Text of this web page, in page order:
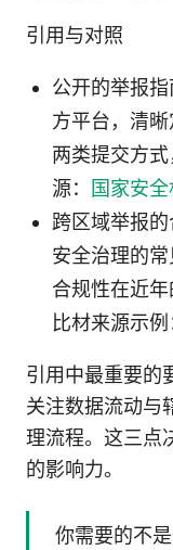
引用与对照
公开的举报
方平台，清
两类提交方
源：
国家安
跨区域举报
安全治理的
合规性在近
比材来源示例
引用中最重要的
关注数据流动与
理流程。这三点
的影响力。
你需要的不